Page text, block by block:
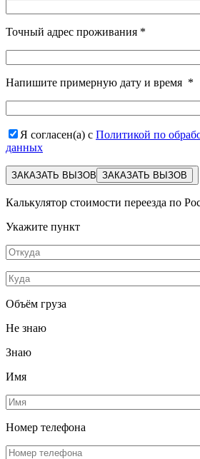
Точный адрес проживания *
Напишите примерную дату и время *
Я согласен(а) с Политикой по
данных
ЗАКАЗАТЬ ВЫЗОВ
Калькулятор стоимости переезда по
Укажите пункт
Объём груза
Не знаю
Знаю
Имя
Номер телефона